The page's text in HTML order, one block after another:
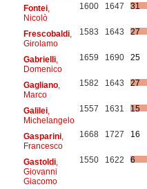
Fontei,
Nicolò
1600 1647 31
Frescobaldi,
Girolamo
1583 1643 27
Gabrielli,
Domenico
1659 1690 25
Gagliano,
Marco
1582 1643 27
Galilei,
Michelangelo
1557 1631 15
Gasparini,
Francesco
1668 1727 16
Gastoldi,
Giovanni
Giacomo
1550 1622 6